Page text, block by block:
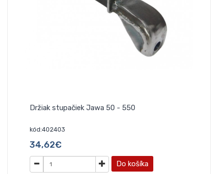
Držiak stupačiek Jawa 50 - 550
kód:402403
34,62€
Do košíka